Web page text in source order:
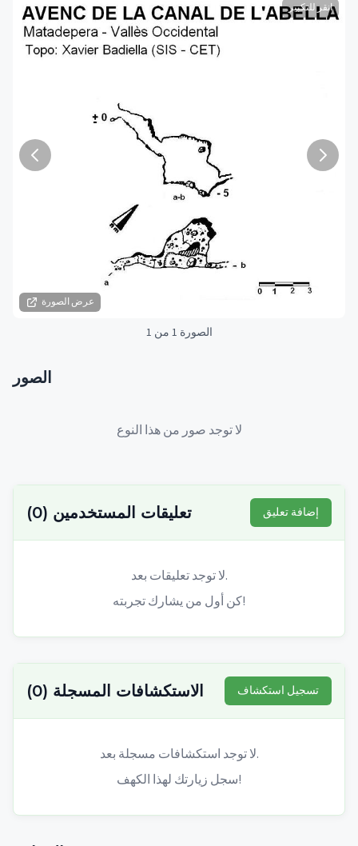
عرض الصورة
انقر للتكبير
الصورة 1 من 1
الصور
لا توجد صور من هذا النوع
تعليقات المستخدمين (
0
) إضافة تعليق
لا توجد تعليقات بعد.
كن أول من يشارك تجربته!
الاستكشافات المسجلة (
0
) تسجيل استكشاف
لا توجد استكشافات مسجلة بعد.
سجل زيارتك لهذا الكهف!